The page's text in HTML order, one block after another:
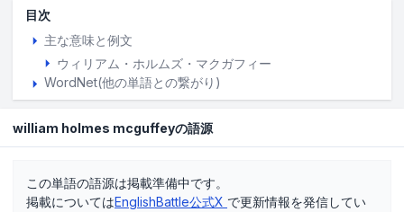
目次
主な意味と例文
ウィリアム・ホルムズ・マクガフィー
WordNet(他の単語との繋がり)
william holmes mcguffeyの語源
この単語の語源は掲載準備中です。
掲載についてはEnglishBattle公式X で更新情報を発信してい